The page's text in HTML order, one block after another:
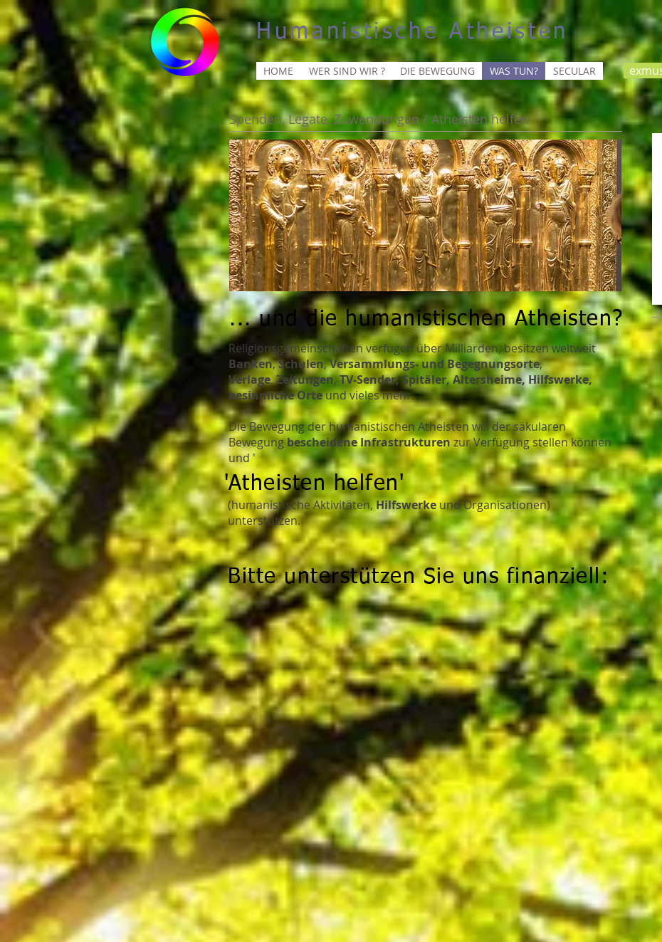
Humanistische Atheisten
HOME
WER SIND WIR ? DIE BEWEGUNG WAS TUN? SECULAR
Spenden, Legate, Zuwendungen / Atheisten helfen
... und die humanistischen Atheisten?
Religionsgemeinschaften verfügen über Milliarden, besitzen weltweit
Banken,Schulen,Versammlungs- und Begegnungsorte,
Verlage,Zeitungen,TV-Sender, Spitäler, Altersheime, Hilfswerke,
besinnliche Orteund vieles mehr.
Die Bewegung der humanistischen Atheisten will der säkularen
Bewegungbescheidene Infrastrukturen zur Verfügung stellen können
und '
'Atheisten helfen'
(humanistische Aktivitäten,Hilfswerkeund Organisationen)
unterstützen.
Bitte unterstützen Sie uns finanziell: